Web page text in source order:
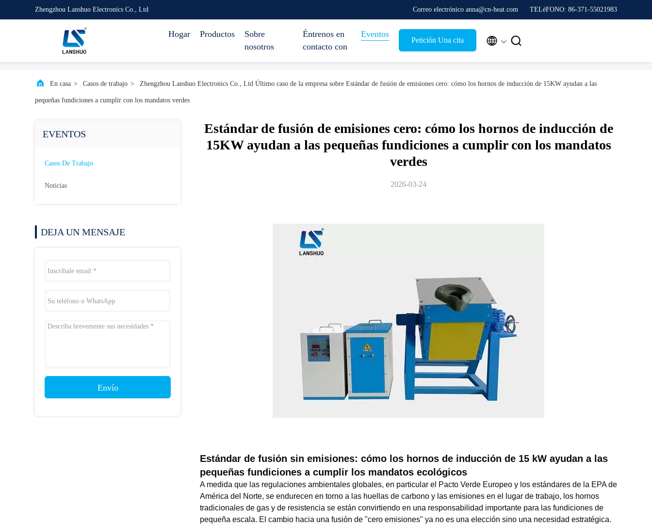
Zhengzhou Lanshuo Electronics Co., Ltd Correo electrónico anna@cn-heat.com TELéFONO: 86-371-55021983
Hogar Productos
Sobre
nosotros
Éntrenos en
contacto con
Eventos
Petición Una cita  
En casa > Casos de trabajo > Zhengzhou Lanshuo Electronics Co., Ltd Último caso de la empresa sobre Estándar de fusión de emisiones cero: cómo los hornos de inducción de 15KW ayudan a las
pequeñas fundiciones a cumplir con los mandatos verdes
EVENTOS
Casos De Trabajo
Noticias
DEJA UN MENSAJE
Envío
Estándar de fusión de emisiones cero: cómo los hornos de inducción de
15KW ayudan a las pequeñas fundiciones a cumplir con los mandatos
verdes
2026-03-24
Estándar de fusión sin emisiones: cómo los hornos de inducción de 15 kW ayudan a las
pequeñas fundiciones a cumplir los mandatos ecológicos
A medida que las regulaciones ambientales globales, en particular el Pacto Verde Europeo y los estándares de la EPA de
América del Norte, se endurecen en torno a las huellas de carbono y las emisiones en el lugar de trabajo, los hornos
tradicionales de gas y de resistencia se están convirtiendo en una responsabilidad importante para las fundiciones de
pequeña escala. El cambio hacia una fusión de "cero emisiones" ya no es una elección sino una necesidad estratégica.